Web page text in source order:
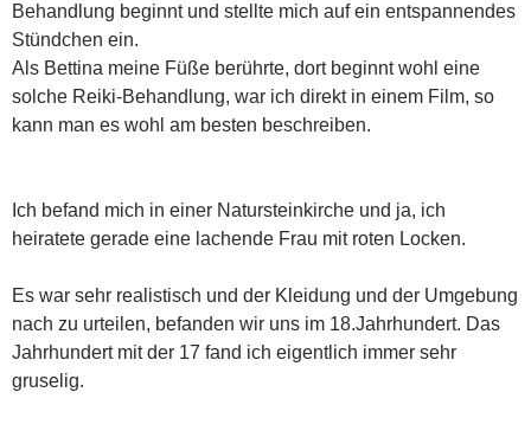
Behandlung beginnt und stellte mich auf ein entspannendes
Stündchen ein.
Als Bettina meine Füße berührte, dort beginnt wohl eine
solche Reiki-Behandlung, war ich direkt in einem Film, so
kann man es wohl am besten beschreiben.
Ich befand mich in einer Natursteinkirche und ja, ich
heiratete gerade eine lachende Frau mit roten Locken.
Es war sehr realistisch und der Kleidung und der Umgebung
nach zu urteilen, befanden wir uns im 18.Jahrhundert. Das
Jahrhundert mit der 17 fand ich eigentlich immer sehr
gruselig.